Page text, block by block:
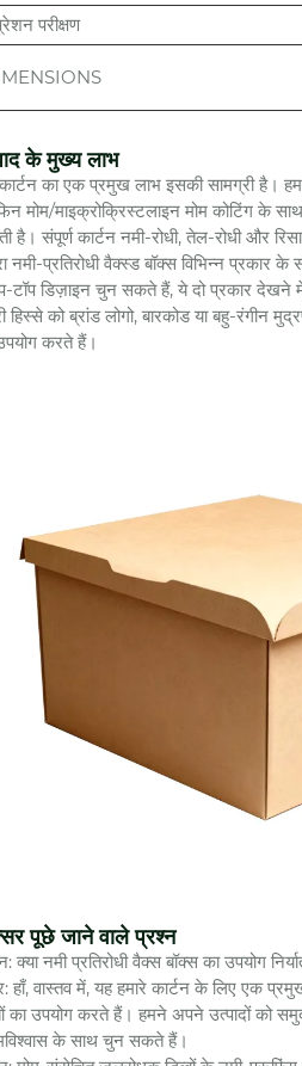
परीक्षण
के मुख्य लाभ
का एक प्रमुख लाभ इसकी सामग्री है।
मोम/माइक्रोक्रिस्टलाइन मोम कोटिंग के
है। संपूर्ण कार्टन नमी-रोधी, तेल-रोधी और
नमी-प्रतिरोधी वैक्स्ड बॉक्स विभिन्न
टॉप डिज़ाइन चुन सकते हैं, ये दो प्रकार
हिस्से को ब्रांड लोगो, बारकोड या बहु-
करते हैं।
पूछे जाने वाले प्रश्न
क्या नमी प्रतिरोधी वैक्स बॉक्स का उपयोग
हाँ, वास्तव में, यह हमारे कार्टन के लिए एक
का उपयोग करते हैं। हमने अपने उत्पादों को
के साथ चुन सकते हैं।